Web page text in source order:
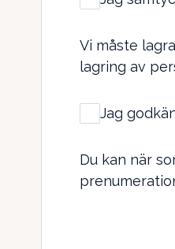
Vi måste
lagring av
Jag
Du kan när